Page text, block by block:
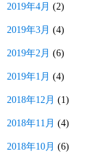
2019年4月 (2)
2019年3月 (4)
2019年2月 (6)
2019年1月 (4)
2018年12月 (1)
2018年11月 (4)
2018年10月 (6)